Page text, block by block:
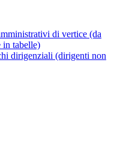
di vertice (da
in tabelle)
dirigenziali (dirigenti non